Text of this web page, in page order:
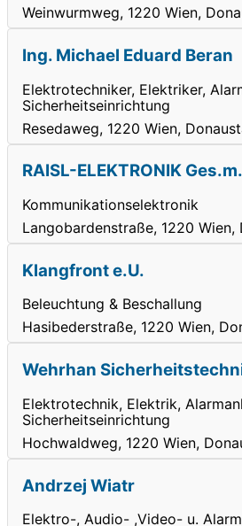
Weinwurmweg, 1220 Wien,
Ing. Michael Eduard Beran
Elektrotechniker, Elektriker,
Sicherheitseinrichtung
Resedaweg, 1220 Wien,
RAISL-ELEKTRONIK
Kommunikationselektronik
Langobardenstraße, 1220 Wien,
Klangfront e.U.
Beleuchtung & Beschallung
Hasibederstraße, 1220 Wien,
Wehrhan
Elektrotechnik, Elektrik,
Sicherheitseinrichtung
Hochwaldweg, 1220 Wien,
Andrzej Wiatr
Elektro-, Audio- ,Video- u.